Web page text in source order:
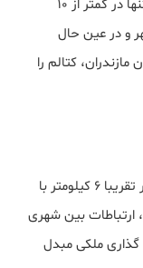
فاصله کتالم تا رامسر (مرکز شهر رامسر) حدود ۵ کیلومتر می باشد که این مسیر با استفاده از خودروی شخصی، تنها در کمتر از ۱۰
و در عین حال
کتالم را
فاصله سادات‌ شهر تا رامسر همانند کتالم، در فاصله‌ ای نزدیک از رامسر قرار دارد؛ به‌ صورت میانگین سادات شهر تقریبا ۶ کیلومتر با
بین‌ شهری
گذاری ملکی مبدل